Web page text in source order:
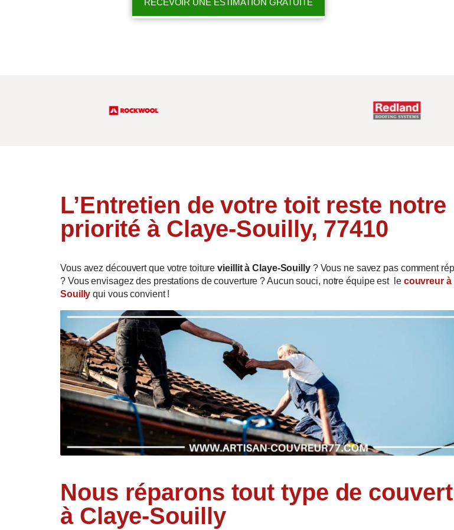
L’Entretien de votre toit reste notre
priorité à Claye-Souilly, 77410
Vous avez découvert que votre toiturevieillit à Claye-Souilly ? Vous ne savez pas comment
? Vous envisagez des prestations de couverture ? Aucun souci, notre équipe est le couvreur à
Souilly qui vous convient !
Nous réparons tout type de
à Claye-Souilly